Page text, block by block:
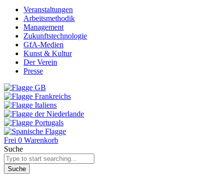
Veranstaltungen
Arbeitsmethodik
Management
Zukunftstechnologie
GfA-Medien
Kunst & Kultur
Der Verein
Presse
Frei 0 Warenkorb
Suche
Suche